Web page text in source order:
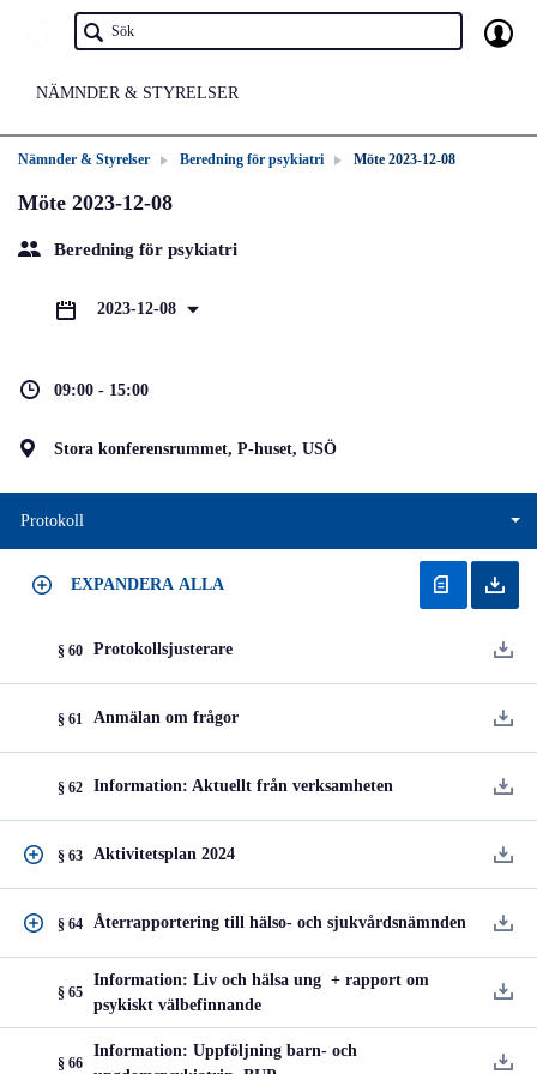
NÄMNDER & STYRELSER
Nämnder & Styrelser Beredning för psykiatri Möte 2023-12-08
Möte 2023-12-08
Beredning för psykiatri
2023-12-08
09:00 - 15:00
Stora konferensrummet, P-huset, USÖ
Protokoll
EXPANDERA ALLA
§ 60 Protokollsjusterare
§ 61 Anmälan om frågor
§ 62 Information: Aktuellt från verksamheten
§ 63 Aktivitetsplan 2024
§ 64 Återrapportering till hälso- och sjukvårdsnämnden
§ 65
Information: Liv och hälsa ung + rapport om
psykiskt välbefinnande
§ 66
Information: Uppföljning barn- och